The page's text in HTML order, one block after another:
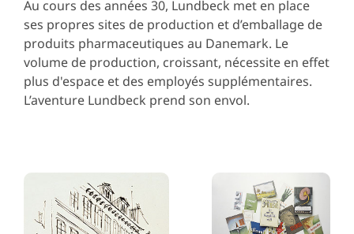
Au cours des années 30, Lundbeck met en place
ses propres sites de production et d’emballage de
produits pharmaceutiques au Danemark. Le
volume de production, croissant, nécessite en effet
plus d'espace et des employés supplémentaires.
L’aventure Lundbeck prend son envol.